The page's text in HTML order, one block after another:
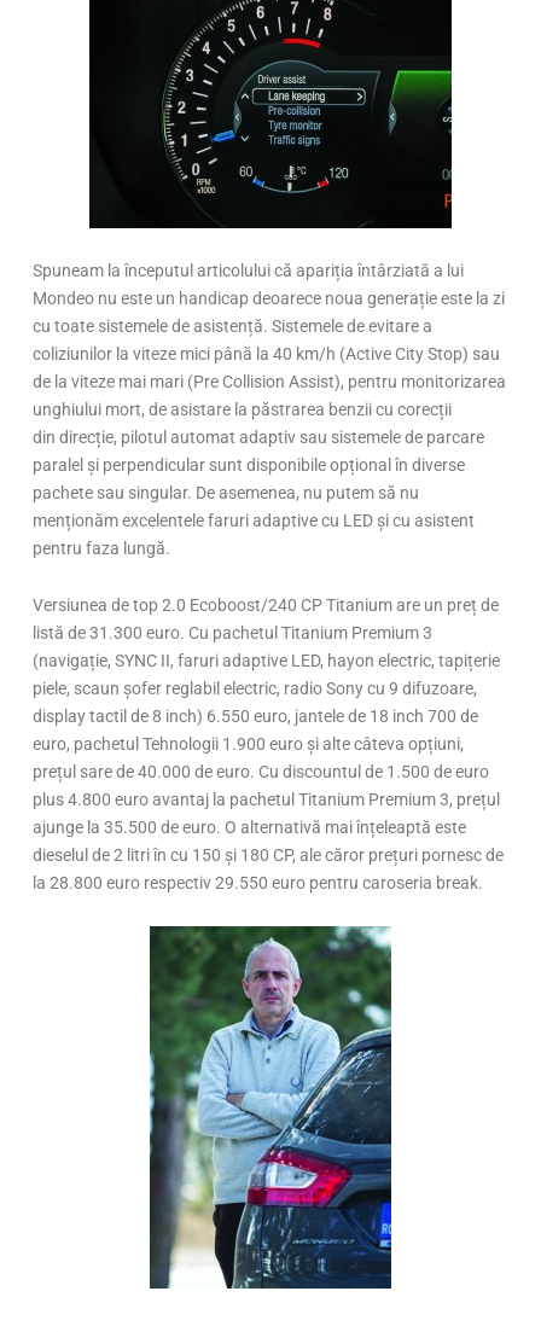
Spuneam la începutul articolului că apariția întârziată a lui
Mondeo nu este un handicap deoarece noua generație este la zi
cu toate sistemele de asistență. Sistemele de evitare a
coliziunilor la viteze mici până la 40 km/h (Active City Stop) sau
de la viteze mai mari (Pre Collision Assist), pentru monitorizarea
unghiului mort, de asistare la păstrarea benzii cu corecții
din direcție, pilotul automat adaptiv sau sistemele de parcare
paralel și perpendicular sunt disponibile opțional în diverse
pachete sau singular. De asemenea, nu putem să nu
menționăm excelentele faruri adaptive cu LED și cu asistent
pentru faza lungă.
Versiunea de top 2.0 Ecoboost/240 CP Titanium are un preț de
listă de 31.300 euro. Cu pachetul Titanium Premium 3
(navigație, SYNC II, faruri adaptive LED, hayon electric, tapițerie
piele, scaun șofer reglabil electric, radio Sony cu 9 difuzoare,
display tactil de 8 inch) 6.550 euro, jantele de 18 inch 700 de
euro, pachetul Tehnologii 1.900 euro și alte câteva opțiuni,
prețul sare de 40.000 de euro. Cu discountul de 1.500 de euro
plus 4.800 euro avantaj la pachetul Titanium Premium 3, prețul
ajunge la 35.500 de euro. O alternativă mai înțeleaptă este
dieselul de 2 litri în cu 150 și 180 CP, ale căror prețuri pornesc de
la 28.800 euro respectiv 29.550 euro pentru caroseria break.